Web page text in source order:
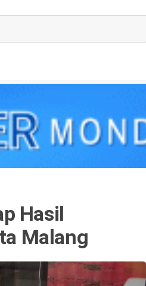
Hasil
Malang